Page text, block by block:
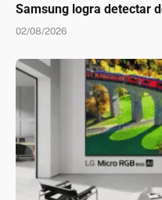
Samsung logra detectar
02/08/2026